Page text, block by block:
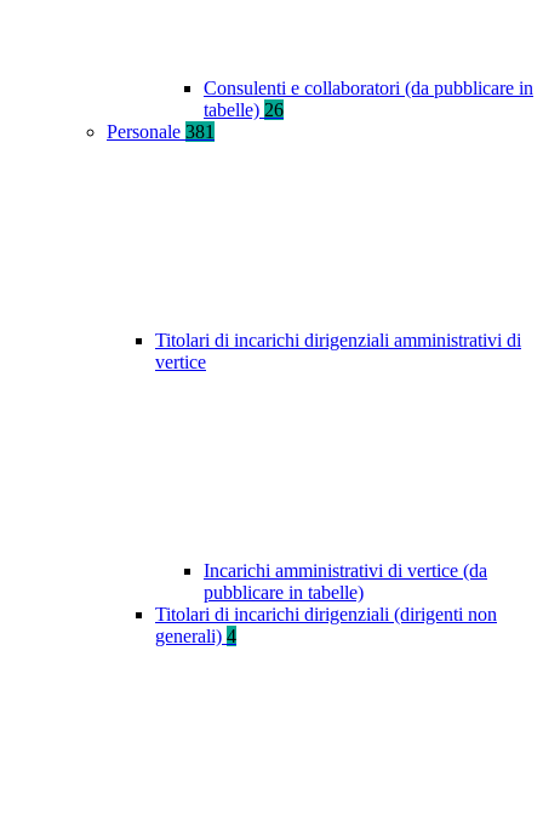
Consulenti e collaboratori (da pubblicare in
tabelle) 26
Personale 381
Titolari di incarichi dirigenziali amministrativi di
vertice
Incarichi amministrativi di vertice (da
pubblicare in tabelle)
Titolari di incarichi dirigenziali (dirigenti non
generali) 4